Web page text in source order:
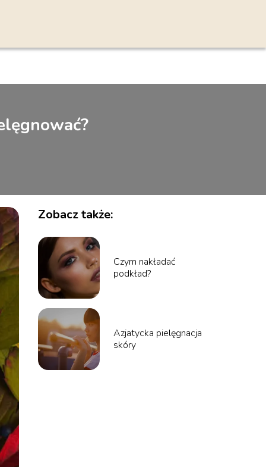
Zobacz także:
Czym nakładać
podkład?
Azjatycka pielęgnacja
skóry